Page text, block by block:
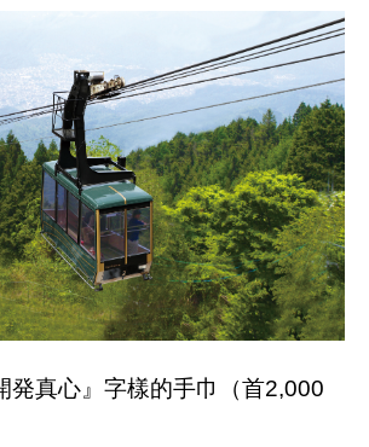
発真心』字樣的手巾（首2,000